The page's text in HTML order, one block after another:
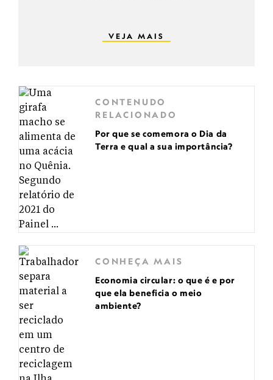
VEJA MAIS
CONTENUDO
RELACIONADO
Por que se comemora o Dia da
Terra e qual a sua importância?
CONHEÇA MAIS
Economia circular: o que é e por
que ela beneficia o meio
ambiente?